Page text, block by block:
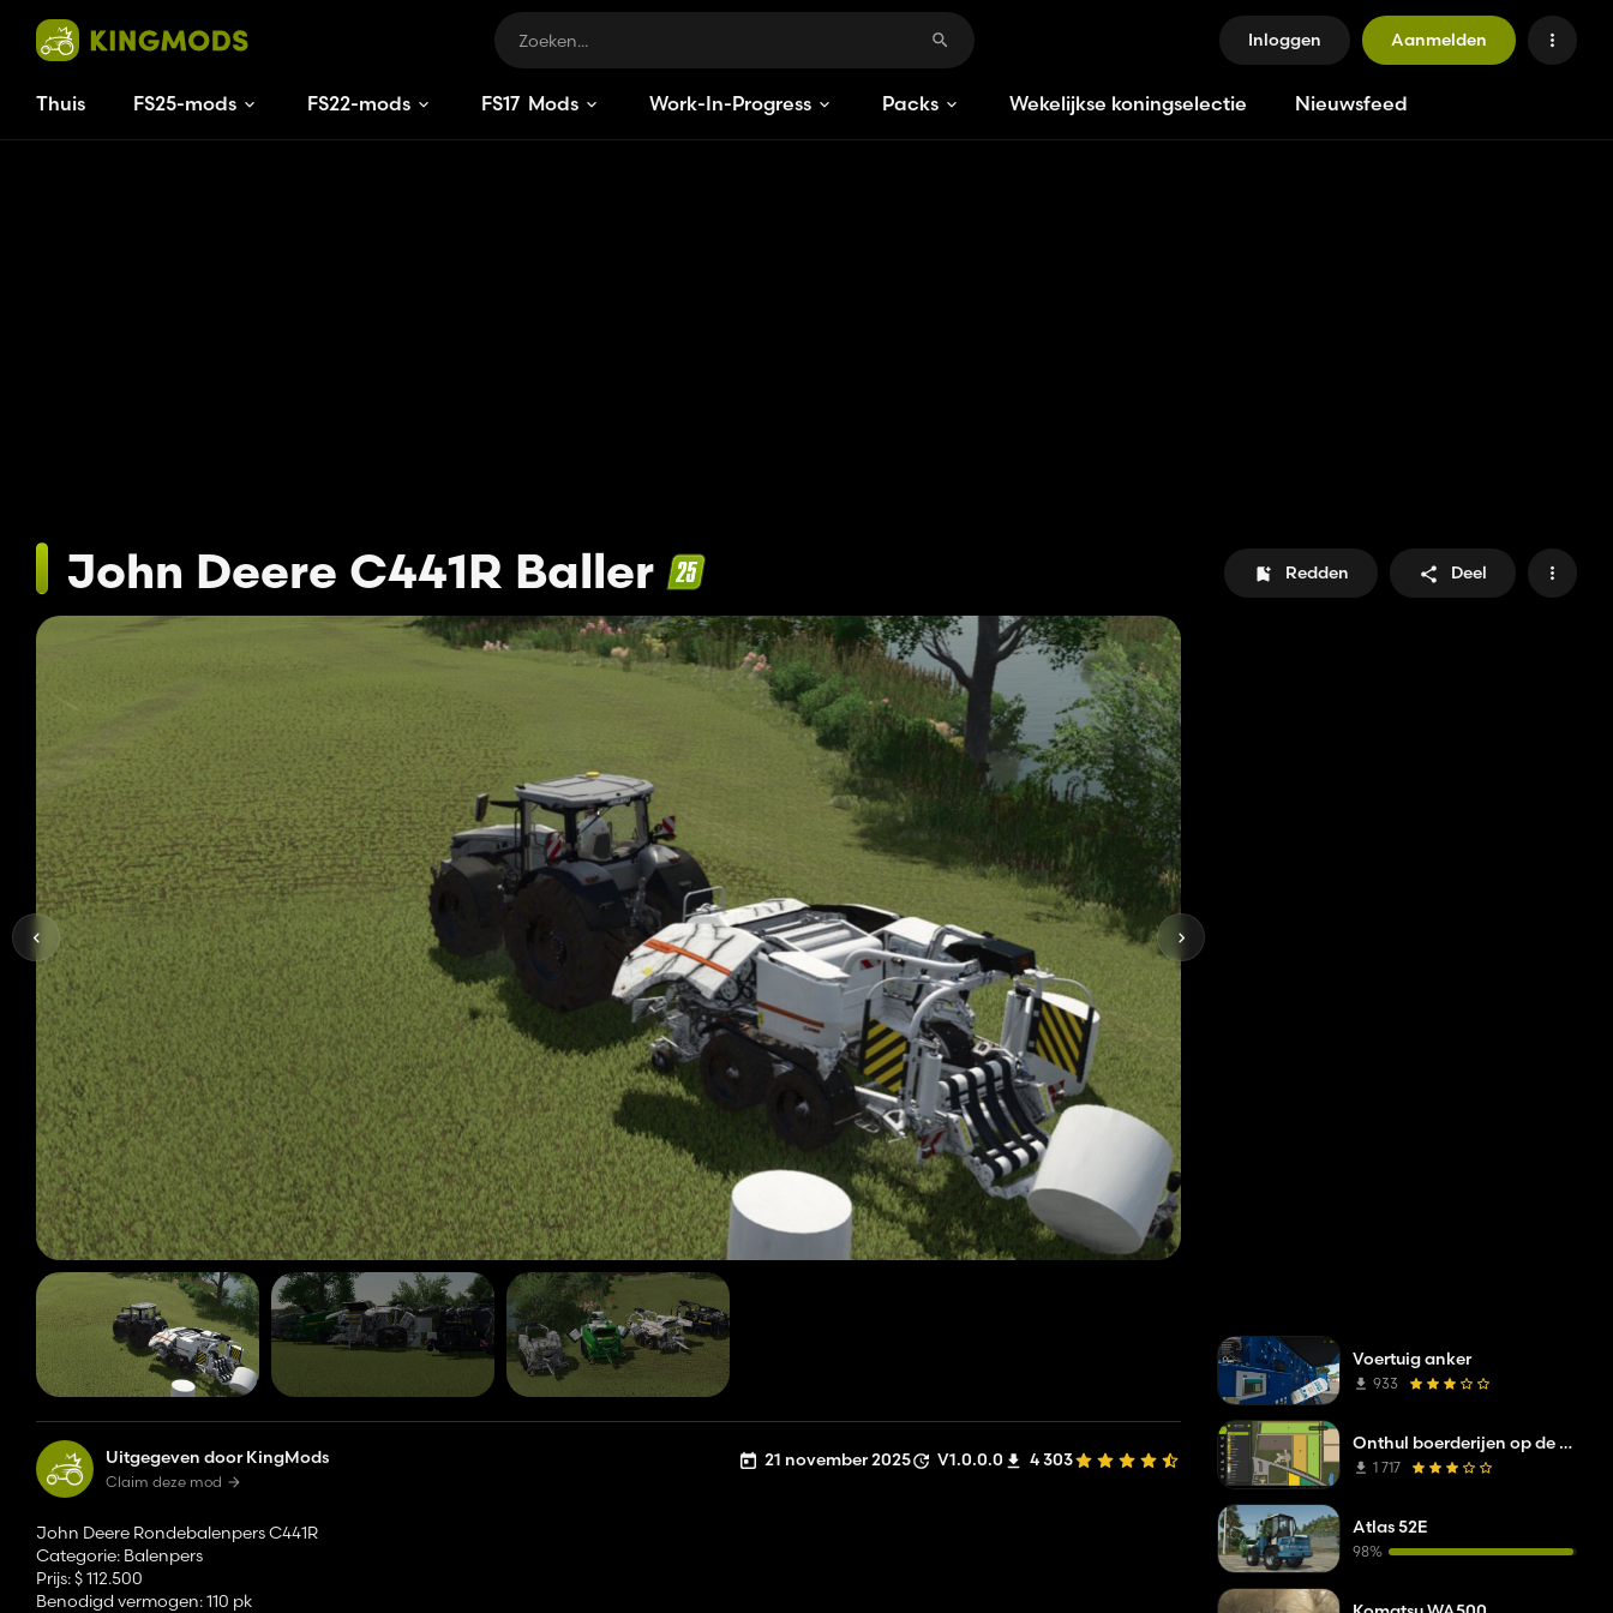
Inloggen Aanmelden
Thuis FS25-mods FS22-mods FS17 Mods Work-In-Progress Packs Wekelijkse koningselectie Nieuwsfeed
John Deere C441R Baller Redden Deel
Uitgegeven door KingMods
Claim deze mod
21 november 2025 V1.0.0.0 4 303
John Deere Rondebalenpers C441R
Categorie: Balenpers
Prijs: $ 112.500
Benodigd vermogen: 110 pk
Voertuig anker
933
Onthul boerderijen op de kaart
1 717
Atlas 52E
98%